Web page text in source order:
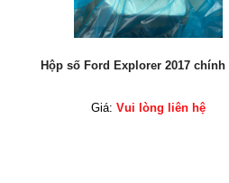
Két sinh hàn động cơ Explorer
Giá:Vui lòng liên hệ